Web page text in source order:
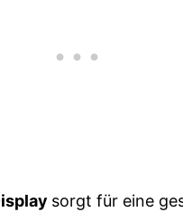
sorgt für eine